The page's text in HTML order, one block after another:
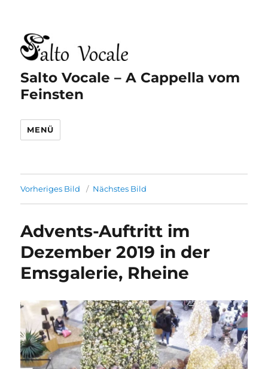
Salto Vocale – A Cappella vom
Feinsten
MENÜ
Vorheriges Bild Nächstes Bild
Advents-Auftritt im
Dezember 2019 in der
Emsgalerie, Rheine